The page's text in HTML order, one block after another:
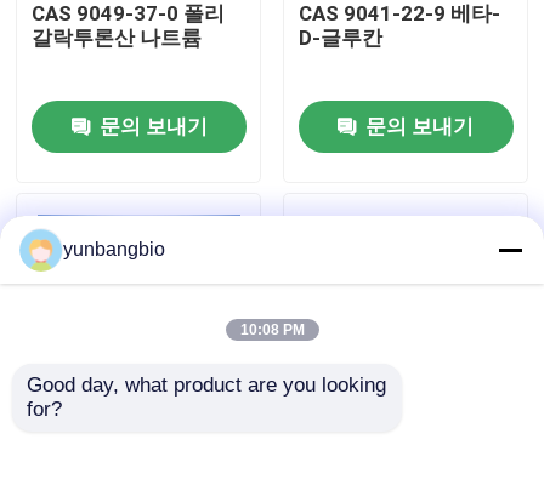
공장 여행
품질 관리
뉴스
생물학적 버퍼
CAS 9049-37-0 폴리
갈락투론산 나트륨
문의 보내기
CAS 9041-22-9 베타-
D-글루칸
문의 보내기
yunbangbio
10:08 PM
Good day, what product are you looking
for?